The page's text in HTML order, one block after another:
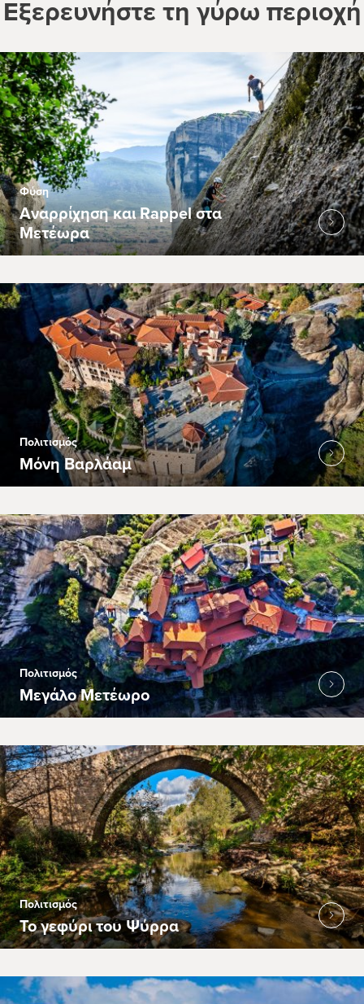
Εξερευνήστε τη γύρω περιοχή
Φύση
Αναρρίχηση και Rappel στα
Μετέωρα
Πολιτισμός
Μόνη Βαρλάαμ
Πολιτισμός
Μεγάλο Μετέωρο
Πολιτισμός
Το γεφύρι του Ψύρρα